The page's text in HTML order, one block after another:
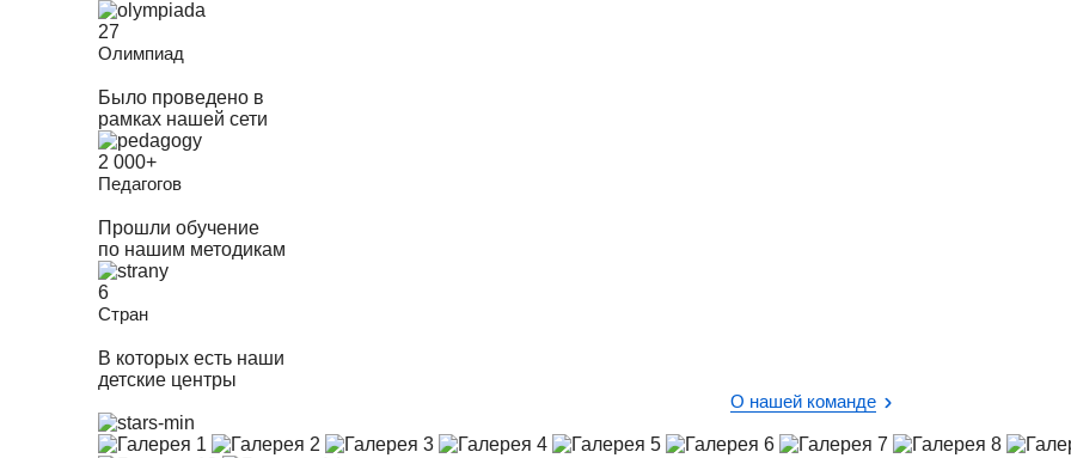
27
Олимпиад
Было проведено в
рамках нашей сети
2 000+
Педагогов
Прошли обучение
по нашим методикам
6
Стран
В которых есть наши
детские центры
О нашей команде